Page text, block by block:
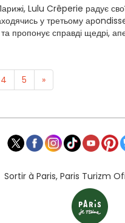
Lulu Crêperie радує
у третьому
пропонує справді щедрі,
4 5 »
Sortir à Paris, Paris Turizm